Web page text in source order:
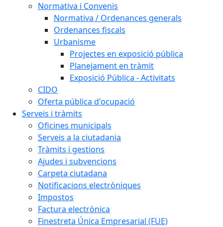
Normativa i Convenis
Normativa / Ordenances generals
Ordenances fiscals
Urbanisme
Projectes en exposició pública
Planejament en tràmit
Exposició Pública - Activitats
CIDO
Oferta pública d'ocupació
Serveis i tràmits
Oficines municipals
Serveis a la ciutadania
Tràmits i gestions
Ajudes i subvencions
Carpeta ciutadana
Notificacions electròniques
Impostos
Factura electrònica
Finestreta Única Empresarial (FUE)